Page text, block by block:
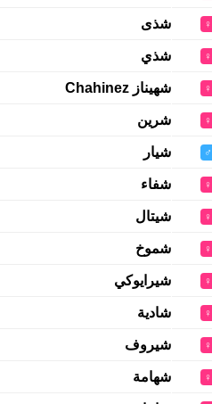
♀ شذى
♀ شذي
♀ شهيناز Chahinez
♀ شرين
♂ شيار
♀ شفاء
♀ شيتال
♀ شموخ
♀ شيرايوكي
♀ شادية
♀ شيروف
♀ شهامة